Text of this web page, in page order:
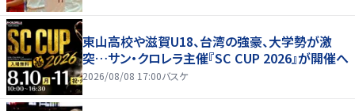
東山高校や滋賀U18、台湾の強豪、大学勢が激
突…サン・クロレラ主催『SC CUP 2026』が開催へ
2026/08/08 17:00バスケ